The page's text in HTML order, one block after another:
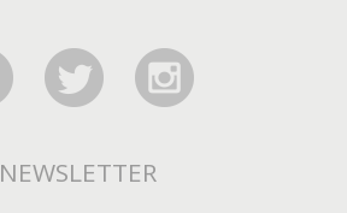
NEWSLETTER